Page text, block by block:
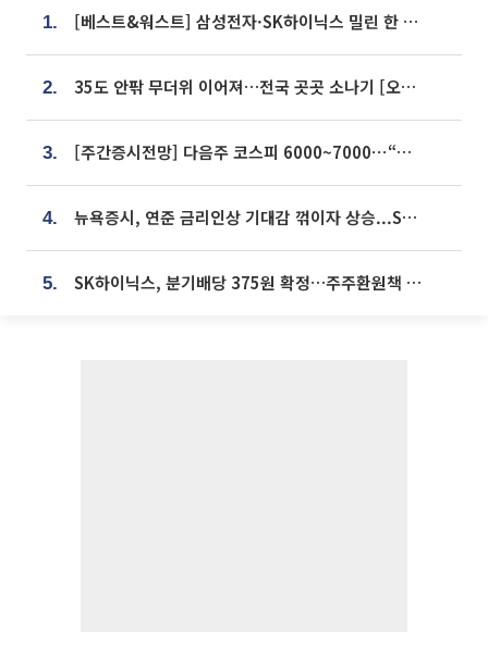
1. [베스트&워스트] 삼성전자·SK하이닉스 밀린 한 주…상상인증권은 85% 급등
2. 35도 안팎 무더위 이어져…전국 곳곳 소나기 [오늘 날씨]
3. [주간증시전망] 다음주 코스피 6000~7000⋯“外人 수급은 정책이 변수”
4. 뉴욕증시, 연준 금리인상 기대감 꺾이자 상승...S&P500 사상 최고치 [종합]
5. SK하이닉스, 분기배당 375원 확정…주주환원책 9월로 앞당겨 발표